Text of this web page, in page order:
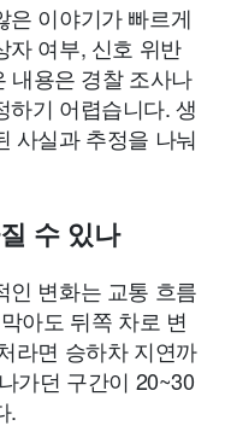
은 이야기가 빠르게
자 여부, 신호 위반
내용은 경찰 조사나
하기 어렵습니다. 생
사실과 추정을 나눠
수 있나
인 변화는 교통 흐름
아도 뒤쪽 차로 변
라면 승하차 지연까
가던 구간이 20~30
.